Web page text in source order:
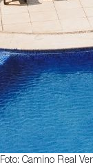
Foto: Camino Real